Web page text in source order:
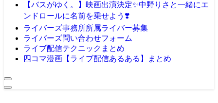
【バスがゆく。】映画出演決定✨️中野りさと一緒にエ
ンドロールに名前を乗せよう❣️
ライバーズ事務所所属ライバー募集
ライバーズ問い合わせフォーム
ライブ配信テクニックまとめ
四コマ漫画【ライブ配信あるある】まとめ